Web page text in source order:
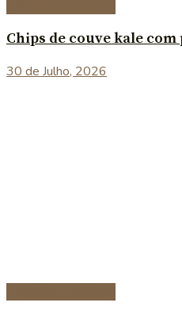
Chips de couve kale com
30 de Julho, 2026